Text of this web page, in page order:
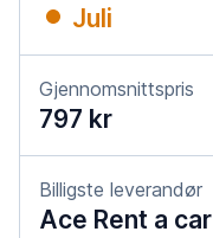
Juli
Gjennomsnittspris
797 kr
Billigste leverandør
Ace Rent a car